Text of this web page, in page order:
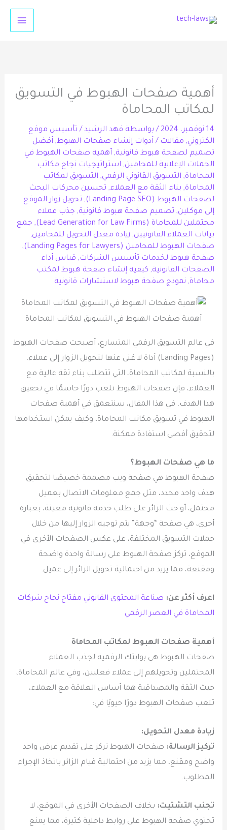
أهمية صفحات الهبوط في التسويق
لمكاتب المحاماة
14 نوفمبر، 2024 / بواسطة فهد الرشيد/ تأسيس موقع
الكتروني, مقالات / أدوات إنشاء صفحات الهبوط, أفضل
تصميم لصفحة هبوط قانونية, أهمية صفحات الهبوط في
الحملات الإعلانية للمحامين, استراتيجيات نجاح مكاتب
المحاماة, التسويق القانوني الرقمي, التسويق لمكاتب
المحاماة, بناء الثقة مع العملاء, تحسين محركات البحث
لصفحات الهبوط (Landing Page SEO)
, تحويل زوار الموقع
إلى موكلين, تصميم صفحة هبوط قانونية, جذب عملاء
محتملين للمحاماة (Lead Generation for Law Firms)
, جمع
بيانات العملاء القانونيين, زيادة معدل التحويل للمحامين,
صفحات الهبوط للمحامين (Landing Pages for Lawyers)
,
صفحة هبوط لخدمات تأسيس الشركات, قياس أداء
الصفحات القانونية, كيفية إنشاء صفحة هبوط لمكتب
محاماة, نموذج صفحة هبوط لاستشارات قانونية
أهمية صفحات الهبوط في التسويق لمكاتب المحاماة
في عالم التسويق الرقمي المتسارع، أصبحت صفحات الهبوط
(Landing Pages) أداة لا غنى عنها لتحويل الزوار إلى عملاء.
بالنسبة لمكاتب المحاماة، التي تتطلب بناء ثقة عالية مع
العملاء، فإن صفحات الهبوط تلعب دورًا حاسمًا في تحقيق
هذا الهدف. في هذا المقال، سنتعمق في أهمية صفحات
الهبوط في تسويق مكاتب المحاماة، وكيف يمكن استخدامها
لتحقيق أقصى استفادة ممكنة.
ما هي صفحات الهبوط؟
صفحة الهبوط هي صفحة ويب مصممة خصيصًا لتحقيق
هدف واحد محدد، مثل جمع معلومات الاتصال بعميل
محتمل، أو حث الزائر على طلب خدمة قانونية معينة، بعبارة
أخرى، هي صفحة “وجهة” يتم توجيه الزوار إليها من خلال
حملات التسويق المختلفة، على عكس الصفحات الأخرى في
الموقع، تركز صفحة الهبوط على رسالة واحدة واضحة
ومقنعة، مما يزيد من احتمالية تحويل الزائر إلى عميل.
اعرف أكثر عن: صناعة المحتوى القانوني مفتاح نجاح شركات
المحاماة في العصر الرقمي
أهمية صفحات الهبوط لمكاتب المحاماة
صفحات الهبوط هي بوابتك الرقمية لجذب العملاء
المحتملين وتحويلهم إلى عملاء فعليين، وفي عالم المحاماة،
حيث الثقة والمصداقية هما أساس العلاقة مع العملاء،
تلعب صفحات الهبوط دورًا حيويًا في:
زيادة معدل التحويل:
تركيز الرسالة: صفحات الهبوط تركز على تقديم عرض واحد
واضح ومقنع، مما يزيد من احتمالية قيام الزائر باتخاذ الإجراء
المطلوب.
تجنب التشتيت: بخلاف الصفحات الأخرى في الموقع، لا
تحتوي صفحة الهبوط على روابط داخلية كثيرة، مما يمنع